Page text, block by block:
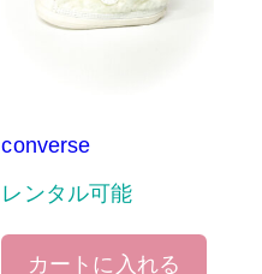
converse
レンタル可能
カートに入れる